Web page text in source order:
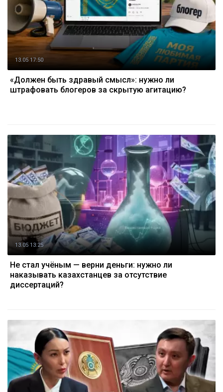
13.05 17:50
«Должен быть здравый смысл»: нужно ли
штрафовать блогеров за скрытую агитацию?
13.05 13:25
Не стал учёным — верни деньги: нужно ли
наказывать казахстанцев за отсутствие
диссертаций?